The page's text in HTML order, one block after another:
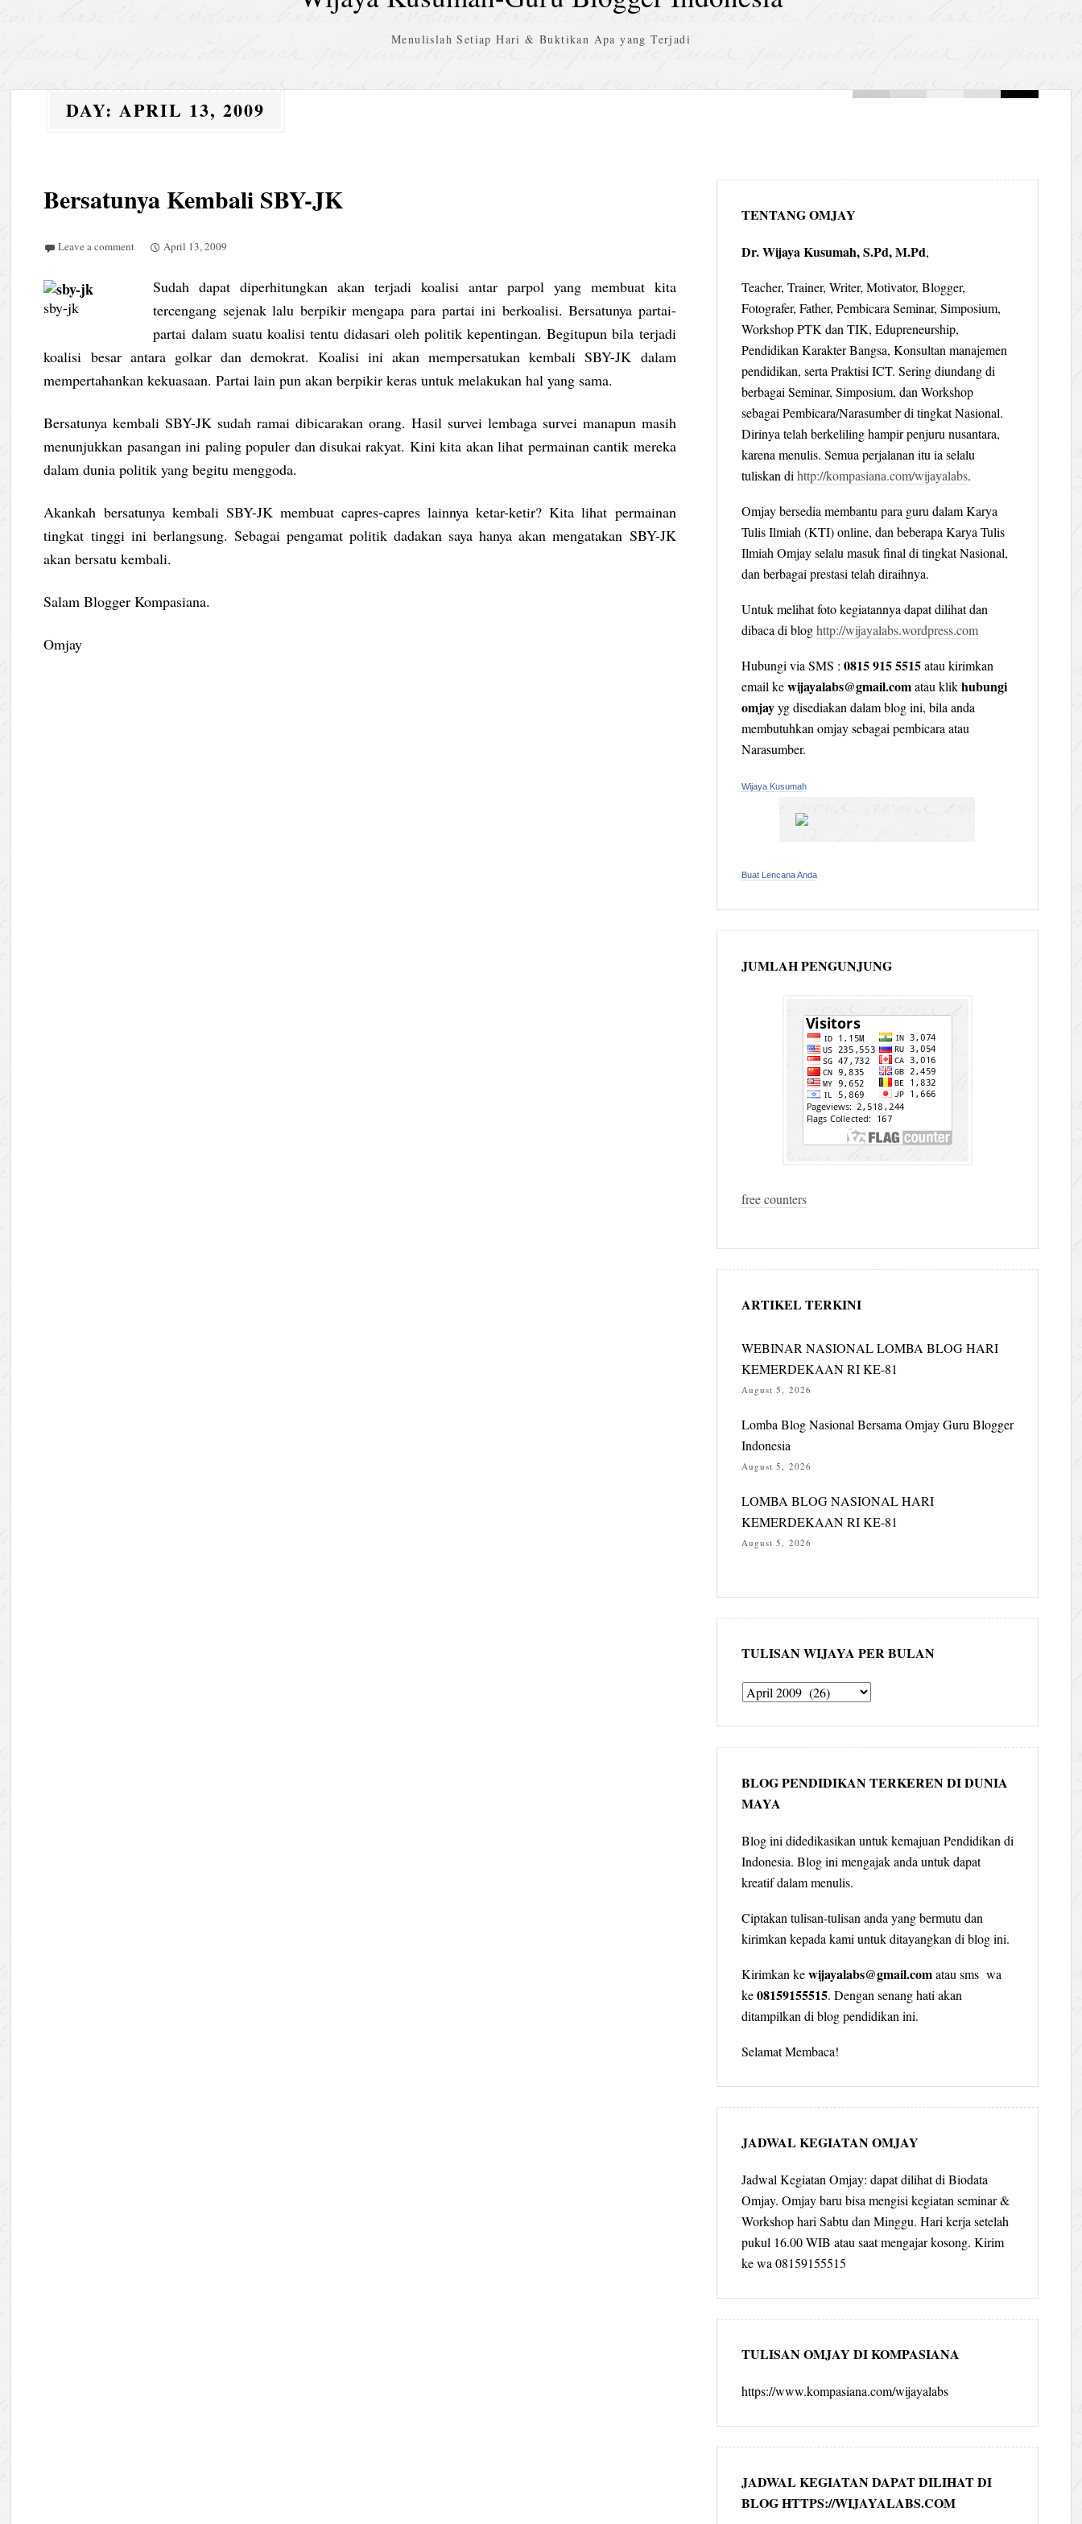
Menulislah Setiap Hari & Buktikan Apa yang Terjadi
DAY:APRIL 13, 2009
Bersatunya Kembali SBY-JK
Leave a comment April 13, 2009
sby-jk
Sudah dapat diperhitungkan akan terjadi koalisi antar parpol yang membuat kita
tercengang sejenak lalu berpikir mengapa para partai ini berkoalisi. Bersatunya partai-
partai dalam suatu koalisi tentu didasari oleh politik kepentingan. Begitupun bila terjadi
koalisi besar antara golkar dan demokrat. Koalisi ini akan mempersatukan kembali SBY-JK dalam
mempertahankan kekuasaan. Partai lain pun akan berpikir keras untuk melakukan hal yang sama.
Bersatunya kembali SBY-JK sudah ramai dibicarakan orang. Hasil survei lembaga survei manapun masih
menunjukkan pasangan ini paling populer dan disukai rakyat. Kini kita akan lihat permainan cantik mereka
dalam dunia politik yang begitu menggoda.
Akankah bersatunya kembali SBY-JK membuat capres-capres lainnya ketar-ketir? Kita lihat permainan
tingkat tinggi ini berlangsung. Sebagai pengamat politik dadakan saya hanya akan mengatakan SBY-JK
akan bersatu kembali.
Salam Blogger Kompasiana.
Omjay
TENTANG OMJAY
Dr. Wijaya Kusumah, S.Pd, M.Pd,
Teacher, Trainer, Writer, Motivator, Blogger,
Fotografer, Father, Pembicara Seminar, Simposium,
Workshop PTK dan TIK, Edupreneurship,
Pendidikan Karakter Bangsa, Konsultan manajemen
pendidikan, serta Praktisi ICT. Sering diundang di
berbagai Seminar, Simposium, dan Workshop
sebagai Pembicara/Narasumber di tingkat Nasional.
Dirinya telah berkeliling hampir penjuru nusantara,
karena menulis. Semua perjalanan itu ia selalu
tuliskan di http://kompasiana.com/wijayalabs.
Omjay bersedia membantu para guru dalam Karya
Tulis Ilmiah (KTI) online, dan beberapa Karya Tulis
Ilmiah Omjay selalu masuk final di tingkat Nasional,
dan berbagai prestasi telah diraihnya.
Untuk melihat foto kegiatannya dapat dilihat dan
dibaca di bloghttp://wijayalabs.wordpress.com
Hubungi via SMS : 0815 915 5515atau kirimkan
email kewijayalabs@gmail.comatau klikhubungi
omjayyg disediakan dalam blog ini, bila anda
membutuhkan omjay sebagai pembicara atau
Narasumber.
Wijaya Kusumah
Buat Lencana Anda
JUMLAH PENGUNJUNG
free counters
ARTIKEL TERKINI
WEBINAR NASIONAL LOMBA BLOG HARI
KEMERDEKAAN RI KE-81
August 5, 2026
Lomba Blog Nasional Bersama Omjay Guru Blogger
Indonesia
August 5, 2026
LOMBA BLOG NASIONAL HARI
KEMERDEKAAN RI KE-81
August 5, 2026
TULISAN WIJAYA PER BULAN
Tulisan
per
bulan
BLOG PENDIDIKAN TERKEREN DI DUNIA
MAYA
Blog ini didedikasikan untuk kemajuan Pendidikan di
Indonesia. Blog ini mengajak anda untuk dapat
kreatif dalam menulis.
Ciptakan tulisan-tulisan anda yang bermutu dan
kirimkan kepada kami untuk ditayangkan di blog ini.
Kirimkan kewijayalabs@gmail.comatau sms wa
ke08159155515. Dengan senang hati akan
ditampilkan di blog pendidikan ini.
Selamat Membaca!
JADWAL KEGIATAN OMJAY
Jadwal Kegiatan Omjay: dapat dilihat di Biodata
Omjay. Omjay baru bisa mengisi kegiatan seminar &
Workshop hari Sabtu dan Minggu. Hari kerja setelah
pukul 16.00 WIB atau saat mengajar kosong. Kirim
ke wa 08159155515
TULISAN OMJAY DI KOMPASIANA
https://www.kompasiana.com/wijayalabs
JADWAL KEGIATAN DAPAT DILIHAT DI
BLOG HTTPS://WIJAYALABS.COM